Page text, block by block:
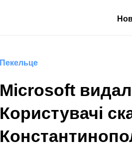
Пекельце
Microsoft
Користувачі